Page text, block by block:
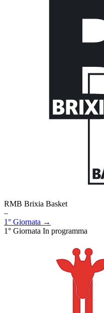
RMB Brixia Basket
–
1° Giornata →
1° Giornata In programma